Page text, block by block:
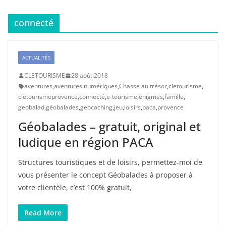
connecté
ACTUALITÉS
CLETOURISME
28 août 2018
aventures,aventures numériques,Chasse au trésor,cletourisme,
cletourismeprovence,connecté,e-tourisme,énigmes,famille,
geobalad,géobalades,geocaching,jeu,loisirs,paca,provence
Géobalades – gratuit, original et
ludique en région PACA
Structures touristiques et de loisirs, permettez-moi de
vous présenter le concept Géobalades à proposer à
votre clientèle, c’est 100% gratuit,
Read More